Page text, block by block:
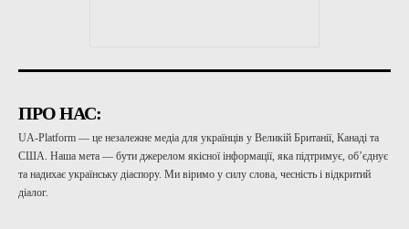
ПРО НАС:
UA-Platform — це незалежне медіа для українців у Великій Британії, Канаді та
США. Наша мета — бути джерелом якісної інформації, яка підтримує, об’єднує
та надихає українську діаспору. Ми віримо у силу слова, чесність і відкритий
діалог.